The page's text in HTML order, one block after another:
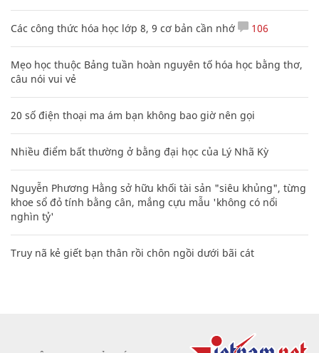
Các công thức hóa học lớp 8, 9 cơ bản cần nhớ 106
Mẹo học thuộc Bảng tuần hoàn nguyên tố hóa học bằng thơ,
câu nói vui vẻ
20 số điện thoại ma ám bạn không bao giờ nên gọi
Nhiều điểm bất thường ở bằng đại học của Lý Nhã Kỳ
Nguyễn Phương Hằng sở hữu khối tài sản "siêu khủng", từng
khoe sổ đỏ tính bằng cân, mắng cựu mẫu 'không có nổi
nghìn tỷ'
Truy nã kẻ giết bạn thân rồi chôn ngồi dưới bãi cát